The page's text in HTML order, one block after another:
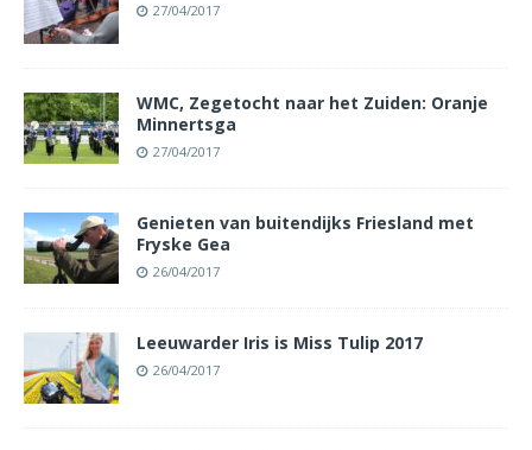
27/04/2017
WMC, Zegetocht naar het Zuiden: Oranje
Minnertsga
27/04/2017
Genieten van buitendijks Friesland met
Fryske Gea
26/04/2017
Leeuwarder Iris is Miss Tulip 2017
26/04/2017